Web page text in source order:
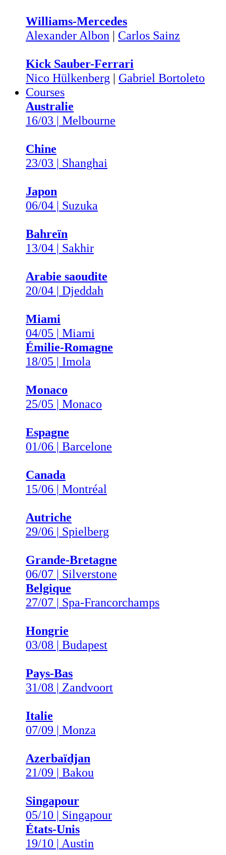
Williams-Mercedes
Alexander Albon | Carlos Sainz
Kick Sauber-Ferrari
Nico Hülkenberg | Gabriel Bortoleto
Courses
Australie
16/03 | Melbourne
Chine
23/03 | Shanghai
Japon
06/04 | Suzuka
Bahreïn
13/04 | Sakhir
Arabie saoudite
20/04 | Djeddah
Miami
04/05 | Miami
Émilie-Romagne
18/05 | Imola
Monaco
25/05 | Monaco
Espagne
01/06 | Barcelone
Canada
15/06 | Montréal
Autriche
29/06 | Spielberg
Grande-Bretagne
06/07 | Silverstone
Belgique
27/07 | Spa-Francorchamps
Hongrie
03/08 | Budapest
Pays-Bas
31/08 | Zandvoort
Italie
07/09 | Monza
Azerbaïdjan
21/09 | Bakou
Singapour
05/10 | Singapour
États-Unis
19/10 | Austin